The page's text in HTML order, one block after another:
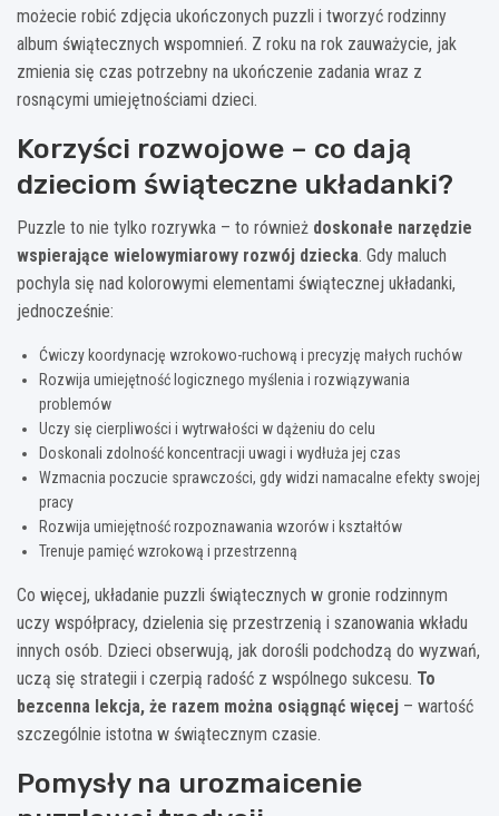
możecie robić zdjęcia ukończonych puzzli i tworzyć rodzinny
album świątecznych wspomnień. Z roku na rok zauważycie, jak
zmienia się czas potrzebny na ukończenie zadania wraz z
rosnącymi umiejętnościami dzieci.
Korzyści rozwojowe – co dają
dzieciom świąteczne układanki?
Puzzle to nie tylko rozrywka – to również doskonałe narzędzie
wspierające wielowymiarowy rozwój dziecka. Gdy maluch
pochyla się nad kolorowymi elementami świątecznej układanki,
jednocześnie:
Ćwiczy koordynację wzrokowo-ruchową i precyzję małych ruchów
Rozwija umiejętność logicznego myślenia i rozwiązywania
problemów
Uczy się cierpliwości i wytrwałości w dążeniu do celu
Doskonali zdolność koncentracji uwagi i wydłuża jej czas
Wzmacnia poczucie sprawczości, gdy widzi namacalne efekty swojej
pracy
Rozwija umiejętność rozpoznawania wzorów i kształtów
Trenuje pamięć wzrokową i przestrzenną
Co więcej, układanie puzzli świątecznych w gronie rodzinnym
uczy współpracy, dzielenia się przestrzenią i szanowania wkładu
innych osób. Dzieci obserwują, jak dorośli podchodzą do wyzwań,
uczą się strategii i czerpią radość z wspólnego sukcesu. To
bezcenna lekcja, że razem można osiągnąć więcej – wartość
szczególnie istotna w świątecznym czasie.
Pomysły na urozmaicenie